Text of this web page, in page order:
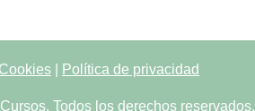
Cookies Política de privacidad
Todos los derechos reservados.